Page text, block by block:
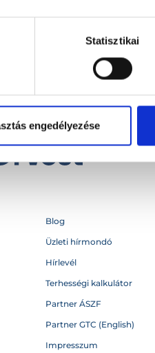
Statisztikai
engedélyezése
Blog
Üzleti hírmondó
Hírlevél
Terhességi kalkulátor
Partner ÁSZF
Partner GTC (English)
Impresszum